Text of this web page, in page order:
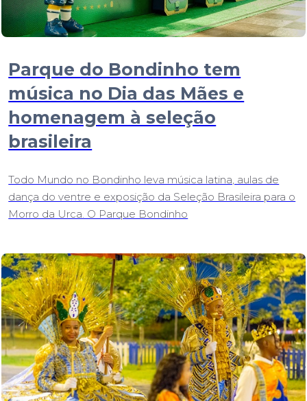
Parque do Bondinho tem
música no Dia das Mães e
homenagem à seleção
brasileira
Todo Mundo no Bondinho leva música latina, aulas de
dança do ventre e exposição da Seleção Brasileira para o
Morro da Urca. O Parque Bondinho